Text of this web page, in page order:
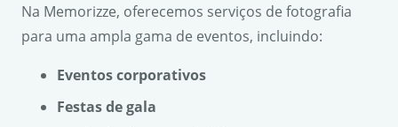
Na Memorizze, oferecemos serviços de fotografia
para uma ampla gama de eventos, incluindo:
Eventos corporativos
Festas de gala